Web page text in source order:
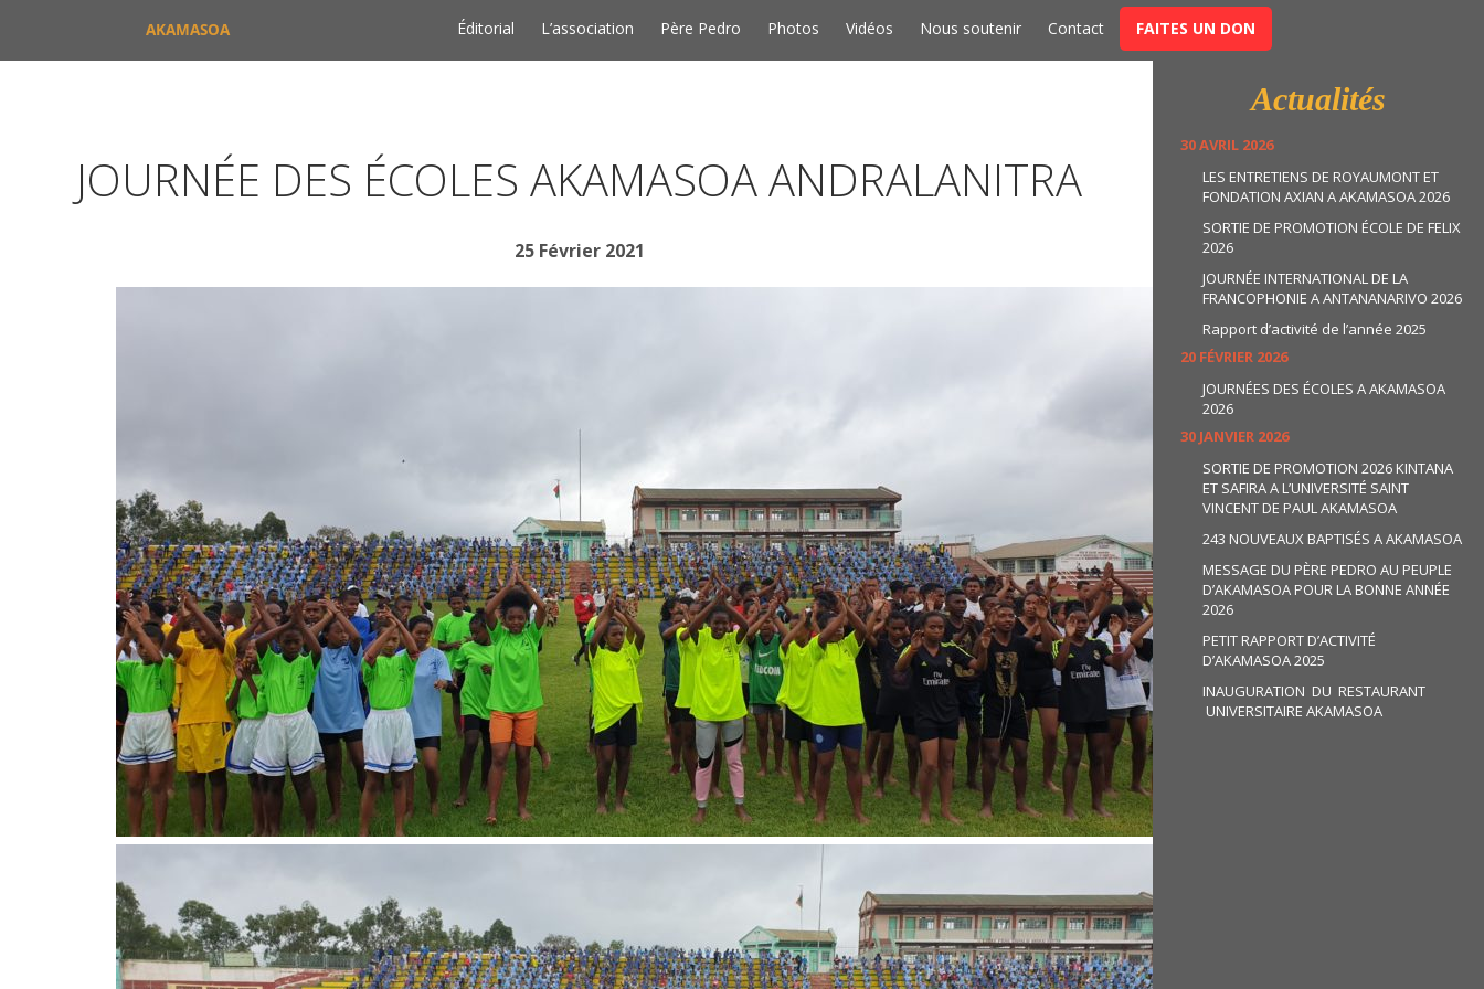
AKAMASOA Éditorial L’association Père Pedro Photos Vidéos Nous soutenir Contact FAITES UN DON
JOURNÉE DES ÉCOLES AKAMASOA ANDRALANITRA
25 Février 2021
Actualités
30 AVRIL 2026
LES ENTRETIENS DE ROYAUMONT ET
FONDATION AXIAN A AKAMASOA 2026
SORTIE DE PROMOTION ÉCOLE DE FELIX
2026
JOURNÉE INTERNATIONAL DE LA
FRANCOPHONIE A ANTANANARIVO 2026
Rapport d’activité de l’année 2025
20 FÉVRIER 2026
JOURNÉES DES ÉCOLES A AKAMASOA
2026
30 JANVIER 2026
SORTIE DE PROMOTION 2026 KINTANA
ET SAFIRA A L’UNIVERSITÉ SAINT
VINCENT DE PAUL AKAMASOA
243 NOUVEAUX BAPTISÉS A AKAMASOA
MESSAGE DU PÈRE PEDRO AU PEUPLE
D’AKAMASOA POUR LA BONNE ANNÉE
2026
PETIT RAPPORT D’ACTIVITÉ
D’AKAMASOA 2025
INAUGURATION DU RESTAURANT
UNIVERSITAIRE AKAMASOA